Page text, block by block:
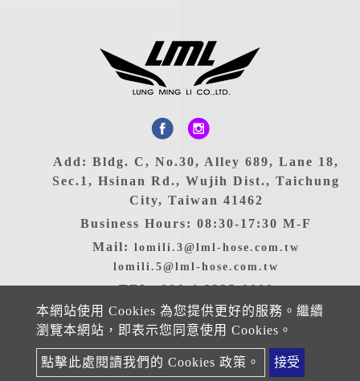
本網站使用 Cookies 為您提供更好的服務。繼續
瀏覽本網站，即表示您同意使用 Cookies。
點擊此處閱讀我們的 Cookies 政策。 接受
Add: Bldg. C, No.30, Alley 689, Lane 18,
Sec.1, Hsinan Rd., Wujih Dist., Taichung
City, Taiwan 41462
Business Hours: 08:30-17:30 M-F
Mail: lomili.3@lml-hose.com.tw
lomili.5@lml-hose.com.tw
TEL: 886-4-2335-9090
FAX: 886-4-2335-9191
Copyright ©2025 LUNG MING LI CO., LTD. All rights
reservedAtteipo. 網站地圖